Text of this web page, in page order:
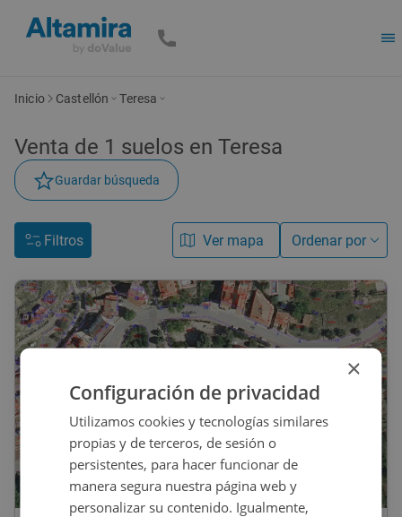
Inicio Castellón Teresa
Venta de 1 suelos en Teresa
Guardar búsqueda
Filtros Ver mapa Ordenar por
×
Configuración de privacidad
Utilizamos cookies y tecnologías similares
propias y de terceros, de sesión o
persistentes, para hacer funcionar de
manera segura nuestra página web y
personalizar su contenido. Igualmente,